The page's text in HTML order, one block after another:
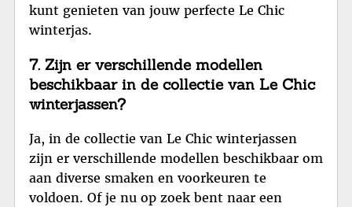
kunt genieten van jouw perfecte Le Chic
winterjas.
7. Zijn er verschillende modellen
beschikbaar in de collectie van Le Chic
winterjassen?
Ja, in de collectie van Le Chic winterjassen
zijn er verschillende modellen beschikbaar om
aan diverse smaken en voorkeuren te
voldoen. Of je nu op zoek bent naar een